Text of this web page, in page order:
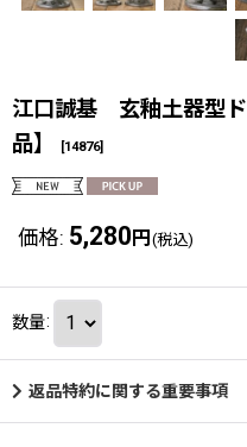
江口誠基 玄釉土器型
品】
[14876]
価格: 5,280 円 (税込)
数量:
返品特約に関する重要事項